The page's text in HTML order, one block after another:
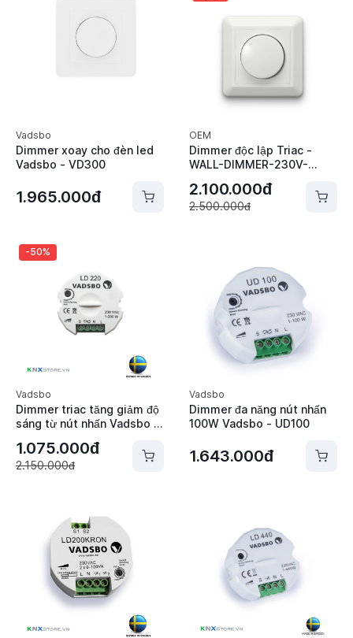
Vadsbo
Dimmer xoay cho đèn led
Vadsbo - VD300
1.965.000đ
OEM
Dimmer độc lập Triac -
WALL-DIMMER-230V-
2.100.000đ
2.500.000đ
-50%
Vadsbo
Dimmer triac tăng giảm độ
sáng từ nút nhấn Vadsbo -
1.075.000đ
2.150.000đ
Vadsbo
Dimmer đa năng nút nhấn
100W Vadsbo - UD100
1.643.000đ